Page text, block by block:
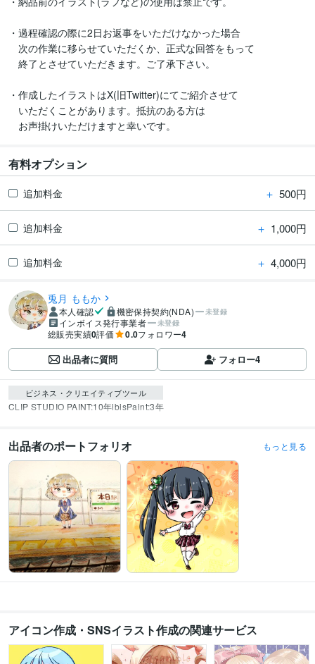
・過程確認の際に2日お返事をいただけなかった場合
次の作業に移らせていただくか、正式な回答をもって
終了とさせていただきます。ご了承下さい。
・作成したイラストはX(旧Twitter)にてご紹介させて
いただくことがあります。抵抗のある方は
お声掛けいただけますと幸いです。
有料オプション
追加料金 ＋ 500円
追加料金 ＋ 1,000円
追加料金 ＋ 4,000円
兎月 ももか
本人確認 機密保持契約(NDA) 未登録
インボイス発行事業者 未登録
総販売実績0評価 0.0フォロワー4
出品者に質問 フォロー4
ビジネス・クリエイティブツール
CLIP STUDIO PAINT:10年ibisPaint:3年
出品者のポートフォリオ もっと見る
アイコン作成・SNSイラスト作成の関連サービス